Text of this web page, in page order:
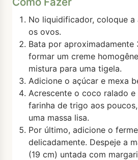
No liquidificador, coloque
os ovos.
Bata por aproximadamente
formar um creme
mistura para uma tigela.
Adicione o açúcar e mexa
Acrescente o coco ralado e
farinha de trigo aos
uma massa lisa.
Por último, adicione o
delicadamente. Despeje a
(19 cm) untada com